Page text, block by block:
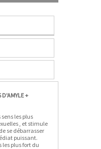
D'AMYLE +
les plus
, et stimule
se débarrasser
puissant.
les plus fort du